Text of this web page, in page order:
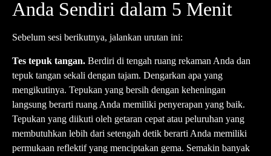
Anda Sendiri dalam 5 Menit
Sebelum sesi berikutnya, jalankan urutan ini:
Tes tepuk tangan. Berdiri di tengah ruang rekaman Anda dan
tepuk tangan sekali dengan tajam. Dengarkan apa yang
mengikutinya. Tepukan yang bersih dengan keheningan
langsung berarti ruang Anda memiliki penyerapan yang baik.
Tepukan yang diikuti oleh getaran cepat atau peluruhan yang
membutuhkan lebih dari setengah detik berarti Anda memiliki
permukaan reflektif yang menciptakan gema. Semakin banyak